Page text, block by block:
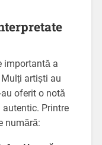
importantă a
artiști au
oferit o notă
Printre
numără: